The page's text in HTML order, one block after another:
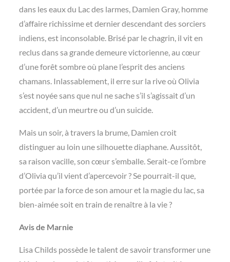
dans les eaux du Lac des larmes, Damien Gray, homme
d’affaire richissime et dernier descendant des sorciers
indiens, est inconsolable. Brisé par le chagrin, il vit en
reclus dans sa grande demeure victorienne, au cœur
d’une forêt sombre où plane l’esprit des anciens
chamans. Inlassablement, il erre sur la rive où Olivia
s’est noyée sans que nul ne sache s’il s’agissait d’un
accident, d’un meurtre ou d’un suicide.
Mais un soir, à travers la brume, Damien croit
distinguer au loin une silhouette diaphane. Aussitôt,
sa raison vacille, son cœur s’emballe. Serait-ce l’ombre
d’Olivia qu’il vient d’apercevoir ? Se pourrait-il que,
portée par la force de son amour et la magie du lac, sa
bien-aimée soit en train de renaître à la vie ?
Avis de Marnie
Lisa Childs possède le talent de savoir transformer une